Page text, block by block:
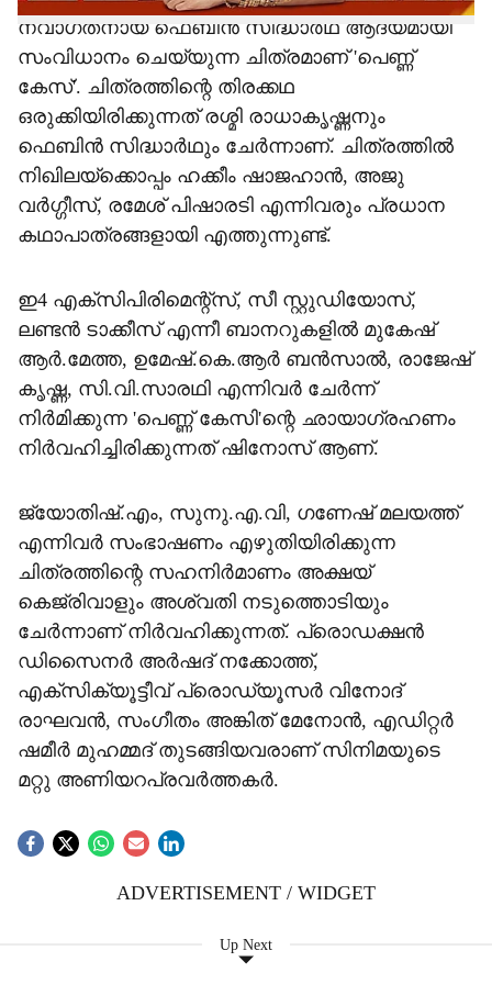
നവാഗതനായ ഫെബിൻ സിദ്ധാർഥ് ആദ്യമായി
സംവിധാനം ചെയ്യുന്ന ചിത്രമാണ് 'പെണ്ണ്
കേസ്'. ചിത്രത്തിന്റെ തിരക്കഥ
ഒരുക്കിയിരിക്കുന്നത് രശ്മി രാധാകൃഷ്ണനും
ഫെബിൻ സിദ്ധാർഥും ചേർന്നാണ്. ചിത്രത്തിൽ
നിഖിലയ്‌ക്കൊപ്പം ഹക്കീം ഷാജഹാൻ, അജു
വർഗ്ഗീസ്, രമേശ് പിഷാരടി എന്നിവരും പ്രധാന
കഥാപാത്രങ്ങളായി എത്തുന്നുണ്ട്.
ഇ4 എക്സിപിരിമെന്റ്സ്, സീ സ്റ്റുഡിയോസ്,
ലണ്ടൻ ടാക്കീസ് എന്നീ ബാനറുകളിൽ മുകേഷ്
ആർ.മേത്ത, ഉമേഷ്.കെ.ആർ ബൻസാൽ, രാജേഷ്
കൃഷ്ണ, സി.വി.സാരഥി എന്നിവർ ചേർന്ന്
നിർമിക്കുന്ന 'പെണ്ണ് കേസി'ന്റെ ഛായാഗ്രഹണം
നിർവഹിച്ചിരിക്കുന്നത് ഷിനോസ് ആണ്.
ജ്യോതിഷ്.എം, സുനു.എ.വി, ഗണേഷ് മലയത്ത്
എന്നിവർ സംഭാഷണം എഴുതിയിരിക്കുന്ന
ചിത്രത്തിന്റെ സഹനിർമാണം അക്ഷയ്
കെജ്‌രിവാളും അശ്വതി നടുത്തൊടിയും
ചേർന്നാണ് നിർവഹിക്കുന്നത്. പ്രൊഡക്ഷൻ
ഡിസൈനർ അർഷദ് നക്കോത്ത്,
എക്സിക്യൂട്ടീവ് പ്രൊഡ്യൂസർ വിനോദ്
രാഘവൻ, സംഗീതം അങ്കിത് മേനോൻ, എഡിറ്റർ
ഷമീർ മുഹമ്മദ് തുടങ്ങിയവരാണ് സിനിമയുടെ
മറ്റു അണിയറപ്രവർത്തകർ.
ADVERTISEMENT / WIDGET
Up Next